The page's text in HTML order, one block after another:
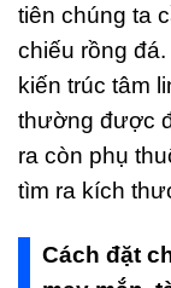
tiên chúng ta
chiếu rồng
kiến trúc tâm
thường được
ra còn phụ
tìm ra kích
Cách đặt